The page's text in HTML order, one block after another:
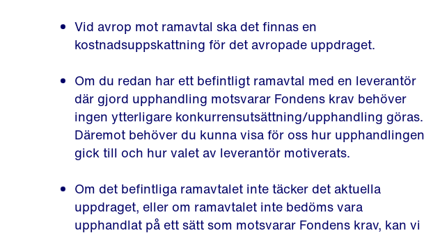
Vid avrop mot ramavtal ska det finnas en
kostnadsuppskattning för det avropade uppdraget.
Om du redan har ett befintligt ramavtal med en leverantör
där gjord upphandling motsvarar Fondens krav behöver
ingen ytterligare konkurrensutsättning/upphandling göras.
Däremot behöver du kunna visa för oss hur upphandlingen
gick till och hur valet av leverantör motiverats.
Om det befintliga ramavtalet inte täcker det aktuella
uppdraget, eller om ramavtalet inte bedöms vara
upphandlat på ett sätt som motsvarar Fondens krav, kan vi